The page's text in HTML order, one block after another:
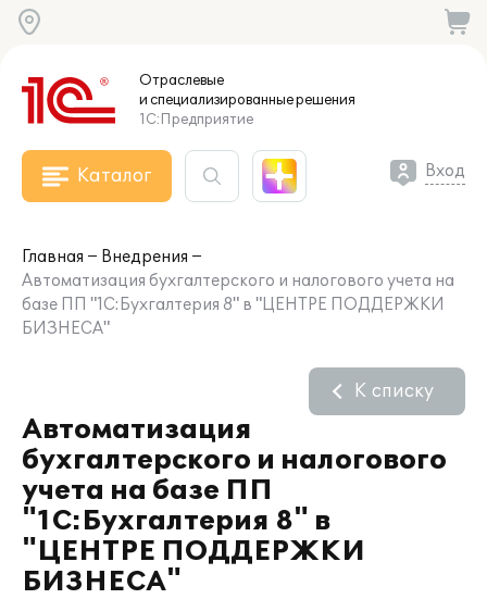
Отраслевые
и специализированныерешения
1С:Предприятие
Каталог Вход
Главная
Внедрения
Автоматизация бухгалтерского и налогового учета на
базе ПП "1С:Бухгалтерия 8" в "ЦЕНТРЕ ПОДДЕРЖКИ
БИЗНЕСА"
Автоматизация
бухгалтерского и налогового
учета на базе ПП
"1С:Бухгалтерия 8" в
"ЦЕНТРЕ ПОДДЕРЖКИ
БИЗНЕСА"
К списку